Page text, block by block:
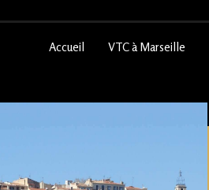
Accueil VTC à Marseille